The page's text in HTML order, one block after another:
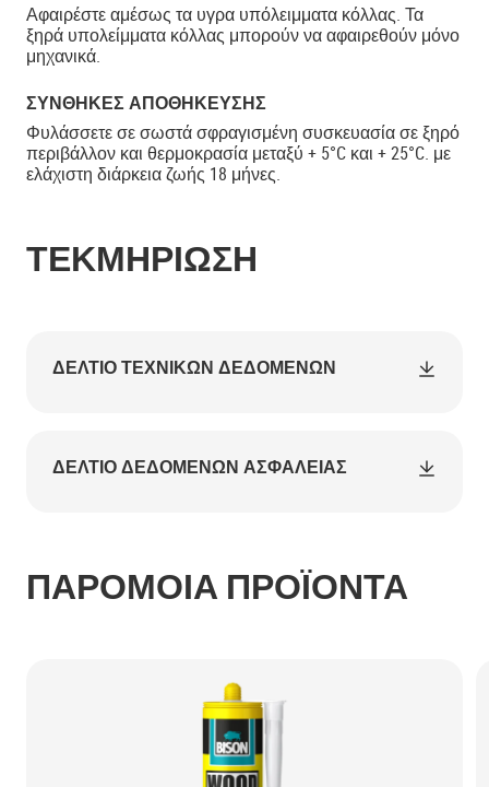
Αφαιρέστε αμέσως τα υγρα υπόλειμματα κόλλας. Τα
ξηρά υπολείμματα κόλλας μπορούν να αφαιρεθούν μόνο
μηχανικά.
ΣΥΝΘΉΚΕΣ ΑΠΟΘΉΚΕΥΣΗΣ
Φυλάσσετε σε σωστά σφραγισμένη συσκευασία σε ξηρό
περιβάλλον και θερμοκρασία μεταξύ + 5°C και + 25°C. με
ελάχιστη διάρκεια ζωής 18 μήνες.
ΤΕΚΜΗΡΊΩΣΗ
ΔΕΛΤΊΟ ΤΕΧΝΙΚΏΝ ΔΕΔΟΜΈΝΩΝ
ΔΕΛΤΊΟ ΔΕΔΟΜΈΝΩΝ ΑΣΦΑΛΕΊΑΣ
ΠΑΡΟΜΟΙΑ ΠΡΟΪΟΝΤΑ